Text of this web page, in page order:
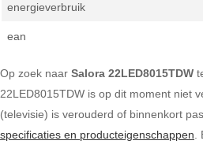
energieverbruik
ean
Op zoek naar Salora 22LED8015TDW
22LED8015TDW is op dit moment niet
(televisie) is verouderd of binnenkort
specificaties en producteigenschappen